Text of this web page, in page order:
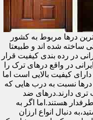
درها مربوط به کشور
ساخته شده اند و طبیعتا
در رده بندی کیفیت قرار
در واقع درهای ترک را
دارای کیفیت بالایی است اما
نسبت به درب هایی که
دارند.درهای ضد
هستند.اما اگر به
دنبال انواع ارزان